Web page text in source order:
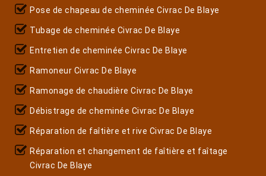
Pose de chapeau de cheminée Civrac De Blaye
Tubage de cheminée Civrac De Blaye
Entretien de cheminée Civrac De Blaye
Ramoneur Civrac De Blaye
Ramonage de chaudière Civrac De Blaye
Débistrage de cheminée Civrac De Blaye
Réparation de faîtière et rive Civrac De Blaye
Réparation et changement de faîtière et faîtage
Civrac De Blaye